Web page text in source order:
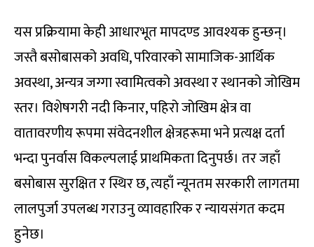
यस प्रक्रियामा केही आधारभूत मापदण्ड आवश्यक हुन्छन्।
जस्तै बसोबासको अवधि, परिवारको सामाजिक-आर्थिक
अवस्था, अन्यत्र जग्गा स्वामित्वको अवस्था र स्थानको जोखिम
स्तर। विशेषगरी नदी किनार, पहिरो जोखिम क्षेत्र वा
वातावरणीय रूपमा संवेदनशील क्षेत्रहरूमा भने प्रत्यक्ष दर्ता
भन्दा पुनर्वास विकल्पलाई प्राथमिकता दिनुपर्छ। तर जहाँ
बसोबास सुरक्षित र स्थिर छ, त्यहाँ न्यूनतम सरकारी लागतमा
लालपुर्जा उपलब्ध गराउनु व्यावहारिक र न्यायसंगत कदम
हुनेछ।